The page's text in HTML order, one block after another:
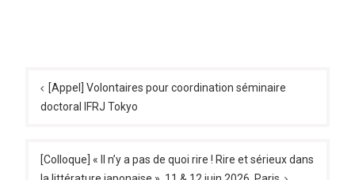
de
l’article
[Appel] Volontaires pour coordination séminaire
doctoral IFRJ Tokyo
[Colloque] « Il n’y a pas de quoi rire ! Rire et sérieux dans